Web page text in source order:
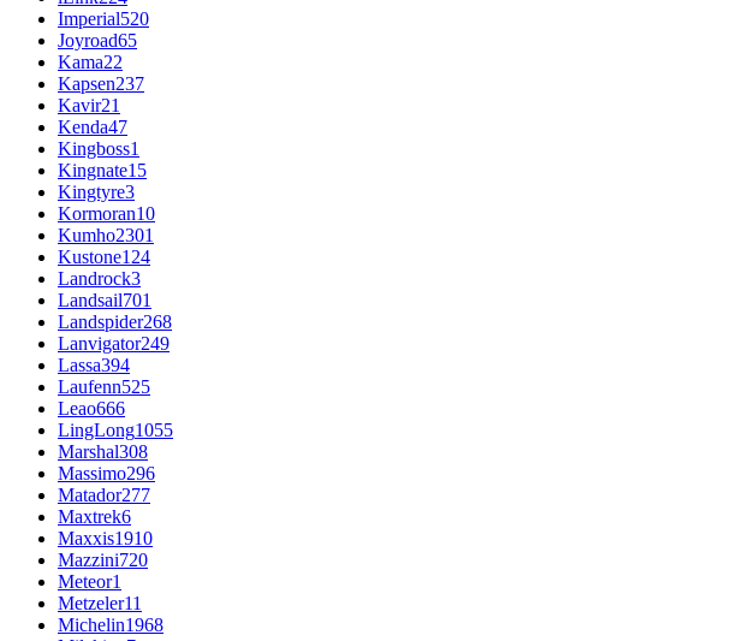
Imperial520
Joyroad65
Kama22
Kapsen237
Kavir21
Kenda47
Kingboss1
Kingnate15
Kingtyre3
Kormoran10
Kumho2301
Kustone124
Landrock3
Landsail701
Landspider268
Lanvigator249
Lassa394
Laufenn525
Leao666
LingLong1055
Marshal308
Massimo296
Matador277
Maxtrek6
Maxxis1910
Mazzini720
Meteor1
Metzeler11
Michelin1968